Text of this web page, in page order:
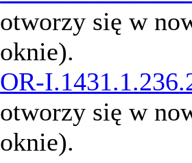
otworzy się w
oknie).
OR-
otworzy się w
oknie).